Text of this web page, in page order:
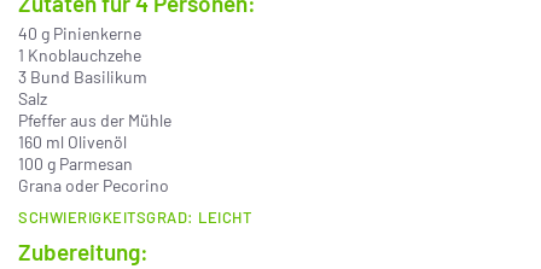
40 g Pinienkerne
1 Knoblauchzehe
3 Bund Basilikum
Salz
Pfeffer aus der Mühle
160 ml Olivenöl
100 g Parmesan
Grana oder Pecorino
SCHWIERIGKEITSGRAD: LEICHT
Zubereitung: